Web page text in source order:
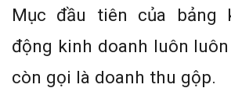
Mục đầu tiên của bảng
động kinh doanh luôn
còn gọi là doanh thu gộp.